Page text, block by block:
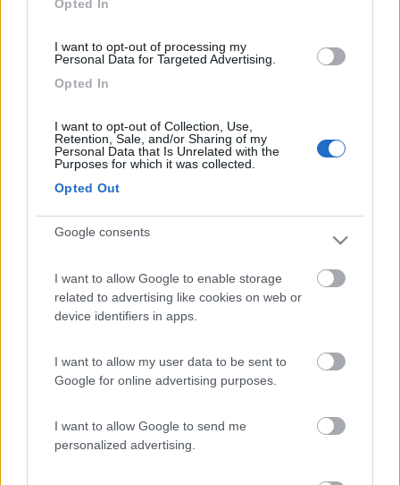
Opted In
I want to opt-out of processing my
Personal Data for Targeted Advertising.
Opted In
I want to opt-out of Collection, Use,
Retention, Sale, and/or Sharing of my
Personal Data that Is Unrelated with the
Purposes for which it was collected.
Opted Out
Google consents
I want to allow Google to enable storage
related to advertising like cookies on web or
device identifiers in apps.
I want to allow my user data to be sent to
Google for online advertising purposes.
I want to allow Google to send me
personalized advertising.
-
Inserito il07/06/2006 alle: 23:10:58
mi puoi vendere un parallelatore cbe,magari con sconto
spedisci...grazie
tdtmed
08/06/2006 alle:09:49:02
Per pegaso 63
: nel pomeriggio se riesco ti dò tutte le